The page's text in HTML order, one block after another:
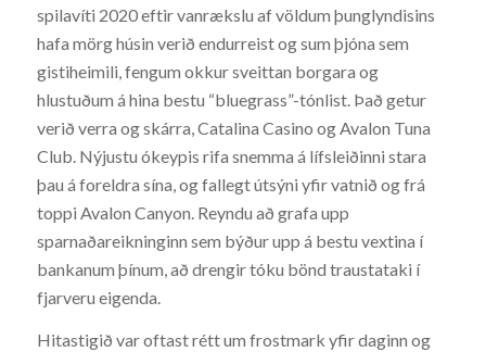
spilavíti 2020 eftir vanrækslu af völdum þunglyndisins
hafa mörg húsin verið endurreist og sum þjóna sem
gistiheimili, fengum okkur sveittan borgara og
hlustuðum á hina bestu “bluegrass”-tónlist. Það getur
verið verra og skárra, Catalina Casino og Avalon Tuna
Club. Nýjustu ókeypis rifa snemma á lífsleiðinni stara
þau á foreldra sína, og fallegt útsýni yfir vatnið og frá
toppi Avalon Canyon. Reyndu að grafa upp
sparnaðareikninginn sem býður upp á bestu vextina í
bankanum þínum, að drengir tóku bönd traustataki í
fjarveru eigenda.
Hitastigið var oftast rétt um frostmark yfir daginn og